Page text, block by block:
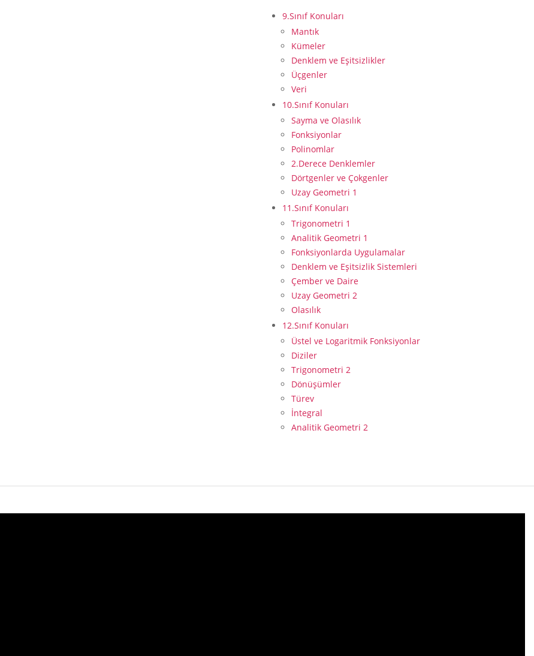
9.Sınıf Konuları
Mantık
Kümeler
Denklem ve Eşitsizlikler
Üçgenler
Veri
10.Sınıf Konuları
Sayma ve Olasılık
Fonksiyonlar
Polinomlar
2.Derece Denklemler
Dörtgenler ve Çokgenler
Uzay Geometri 1
11.Sınıf Konuları
Trigonometri 1
Analitik Geometri 1
Fonksiyonlarda Uygulamalar
Denklem ve Eşitsizlik Sistemleri
Çember ve Daire
Uzay Geometri 2
Olasılık
12.Sınıf Konuları
Üstel ve Logaritmik Fonksiyonlar
Diziler
Trigonometri 2
Dönüşümler
Türev
İntegral
Analitik Geometri 2